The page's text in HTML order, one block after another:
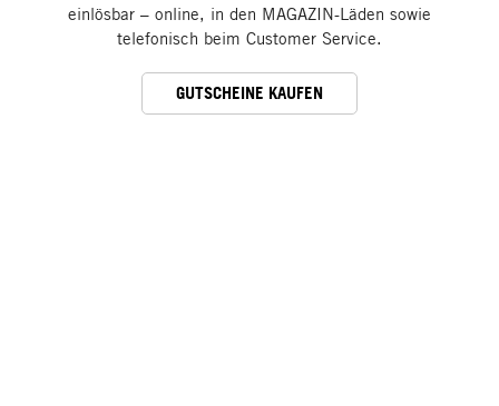
einlösbar – online, in den MAGAZIN-Läden sowie
telefonisch beim Customer Service.
GUTSCHEINE KAUFEN